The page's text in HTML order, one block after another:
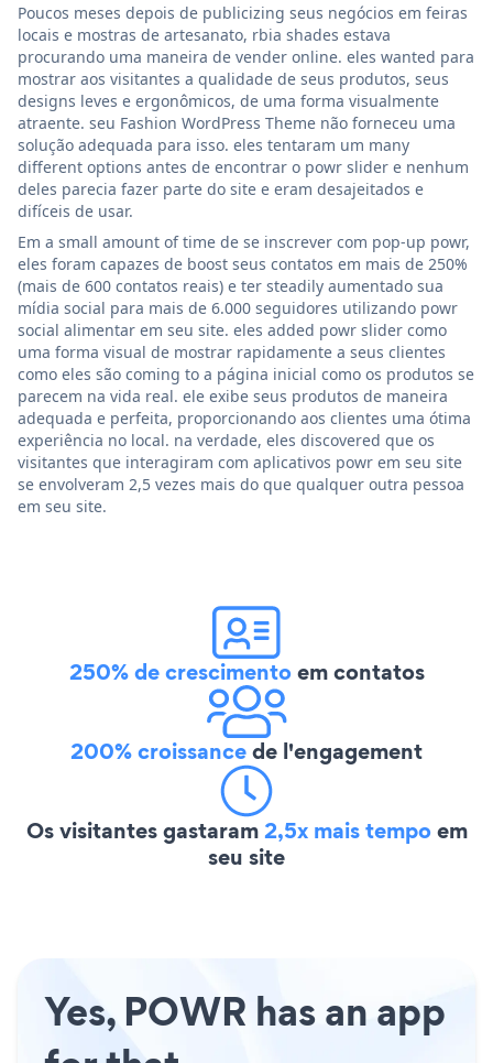
Poucos meses depois de publicizing seus negócios em feiras
locais e mostras de artesanato, rbia shades estava
procurando uma maneira de vender online. eles wanted para
mostrar aos visitantes a qualidade de seus produtos, seus
designs leves e ergonômicos, de uma forma visualmente
atraente. seu Fashion WordPress Theme não forneceu uma
solução adequada para isso. eles tentaram um many
different options antes de encontrar o powr slider e nenhum
deles parecia fazer parte do site e eram desajeitados e
difíceis de usar.
Em a small amount of time de se inscrever com pop-up powr,
eles foram capazes de boost seus contatos em mais de 250%
(mais de 600 contatos reais) e ter steadily aumentado sua
mídia social para mais de 6.000 seguidores utilizando powr
social alimentar em seu site. eles added powr slider como
uma forma visual de mostrar rapidamente a seus clientes
como eles são coming to a página inicial como os produtos se
parecem na vida real. ele exibe seus produtos de maneira
adequada e perfeita, proporcionando aos clientes uma ótima
experiência no local. na verdade, eles discovered que os
visitantes que interagiram com aplicativos powr em seu site
se envolveram 2,5 vezes mais do que qualquer outra pessoa
em seu site.
250% de crescimentoem contatos
200% croissancede l'engagement
Os visitantes gastaram2,5x mais tempoem
seu site
Yes, POWR has an app